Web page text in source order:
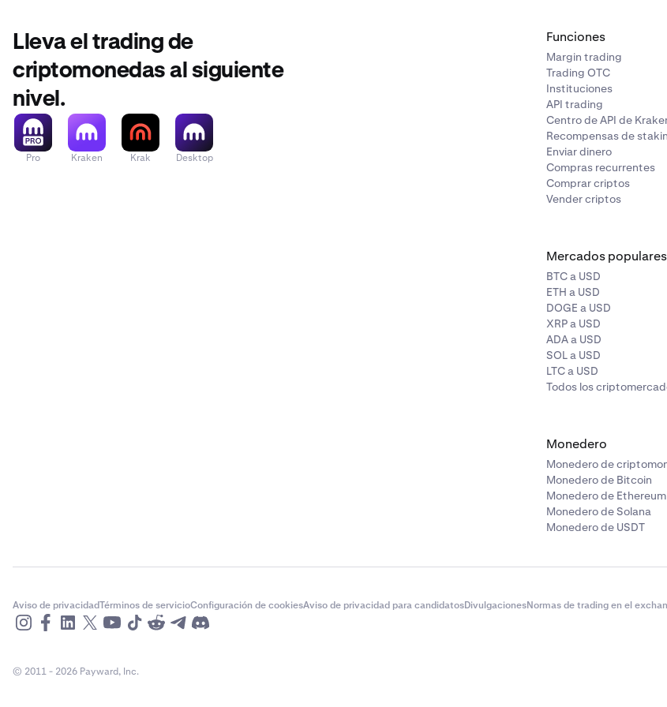
Lleva el trading de
criptomonedas al siguiente
nivel.
Pro Kraken Krak Desktop
Funciones
Margin trading
Trading OTC
Instituciones
API trading
Centro de API de
Recompensas de
Enviar dinero
Compras recurrentes
Comprar criptos
Vender criptos
Mercados populares
BTC a USD
ETH a USD
DOGE a USD
XRP a USD
ADA a USD
SOL a USD
LTC a USD
Todos los
Monedero
Monedero de
Monedero de Bitcoin
Monedero de Ethereum
Monedero de Solana
Monedero de USDT
Aviso de privacidadTérminos de servicioConfiguración de cookiesAviso de privacidad para candidatosDivulgacionesNormas de trading en el
© 2011 - 2026 Payward, Inc.